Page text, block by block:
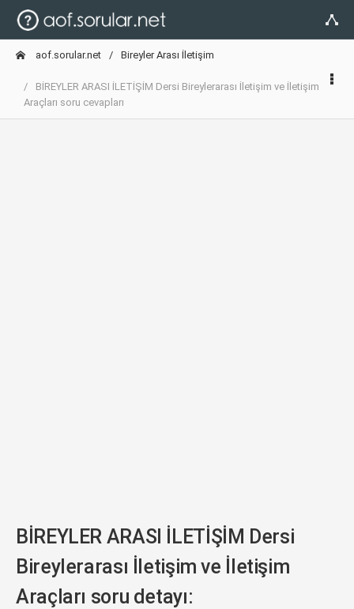
aof.sorular.net Bireyler Arası İletişim
BİREYLER ARASI İLETİŞİM Dersi Bireylerarası İletişim ve İletişim
Araçları soru cevapları
BİREYLER ARASI İLETİŞİM Dersi
Bireylerarası İletişim ve İletişim
Araçları soru detayı: